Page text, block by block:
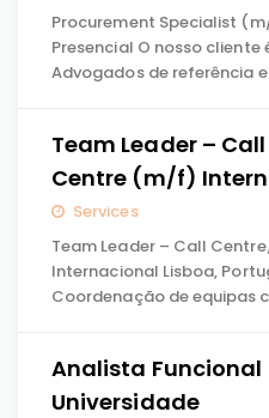
Procurement Specialist
Presencial O nosso cliente
Advogados de referência
Team Leader –
Centre (m/f)
Services
Team Leader – Call
Internacional Lisboa,
Coordenação de equipas
Analista
Universidade